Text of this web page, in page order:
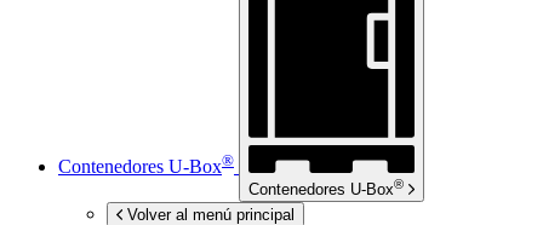
Contenedores U-Box®
Contenedores U-Box®
Volver al menú principal